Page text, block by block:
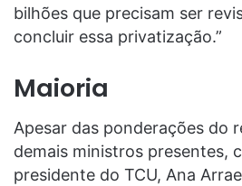
bilhões que precisam ser
concluir essa privatização.”
Maioria
Apesar das ponderações do
demais ministros presentes,
presidente do TCU, Ana